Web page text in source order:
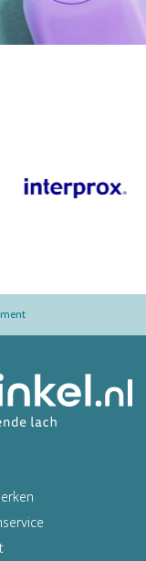
morgen in huis